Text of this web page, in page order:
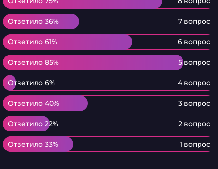
Ответило 36% 7 вопрос
Ответило 36%
Ответило 61% 6 вопрос
Ответило 61%
Ответило 85% 5 вопрос
Ответило 85%
Ответило 6% 4 вопрос
Ответило 6%
Ответило 40% 3 вопрос
Ответило 40%
Ответило 22% 2 вопрос
Ответило 22%
Ответило 33% 1 вопрос
Ответило 33%